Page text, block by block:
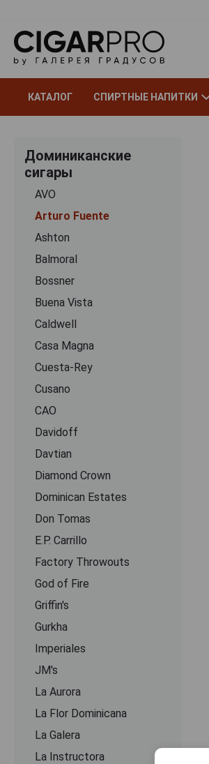
КАТАЛОГ СПИРТНЫЕ НАПИТКИ
Доминиканские
сигары
AVO
Arturo Fuente
Ashton
Balmoral
Bossner
Buena Vista
Caldwell
Casa Magna
Cuesta-Rey
Cusano
CАО
Davidoff
Davtian
Diamond Crown
Dominican Estates
Don Tomas
E.P. Carrillo
Factory Throwouts
God of Fire
Griffin's
Gurkha
Imperiales
JM's
La Aurora
La Flor Dominicana
La Galera
La Instructora